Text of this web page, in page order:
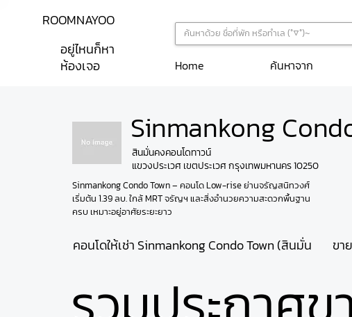
Home ค้นหาจาก
ROOMNAYOO
อยู่ไหนก็หา
ห้องเจอ
Sinmankong
สินมั่นคงคอนโดทาวน์
แขวงประเวศ เขตประเวศ กรุงเทพมหานคร 10250
Sinmankong Condo Town – คอนโด Low-rise ย่านจรัญสนิทวงศ์
เริ่มต้น 1.39 ลบ. ใกล้ MRT จรัญฯ และสิ่งอำนวยความสะดวกพื้นฐาน
ครบ เหมาะอยู่อาศัยระยะยาว
คอนโดให้เช่า Sinmankong Condo Town (สินมั่นคงคอน
ขา